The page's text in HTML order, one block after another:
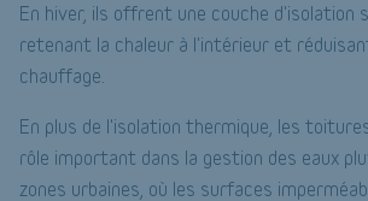
En hiver, ils offrent une couche d'isolation
retenant la chaleur à l'intérieur et
chauffage.
En plus de l'isolation thermique, les
rôle important dans la gestion des eaux
zones urbaines, où les surfaces